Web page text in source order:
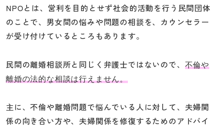
NPOとは、営利を目的とせず社会的活動を行う民間団体
のことで、男女間の悩みや問題の相談を、カウンセラー
が受け付けているところもあります。
民間の離婚相談所と同じく弁護士ではないので、
不倫や
離婚の法的な相談は行えません。
主に、不倫や離婚問題で悩んでいる人に対して、夫婦関
係の向き合い方や、夫婦関係を修復するためのアドバイ